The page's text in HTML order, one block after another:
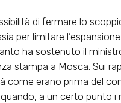
di fermare lo
per limitare
ha sostenuto il
stampa a Mosca. Sui
come erano prima del
a un certo punto